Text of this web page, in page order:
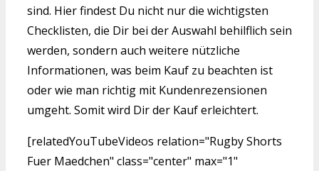
sind. Hier findest Du nicht nur die wichtigsten
Checklisten, die Dir bei der Auswahl behilflich sein
werden, sondern auch weitere nützliche
Informationen, was beim Kauf zu beachten ist
oder wie man richtig mit Kundenrezensionen
umgeht. Somit wird Dir der Kauf erleichtert.
[relatedYouTubeVideos relation="Rugby Shorts
Fuer Maedchen" class="center" max="1"